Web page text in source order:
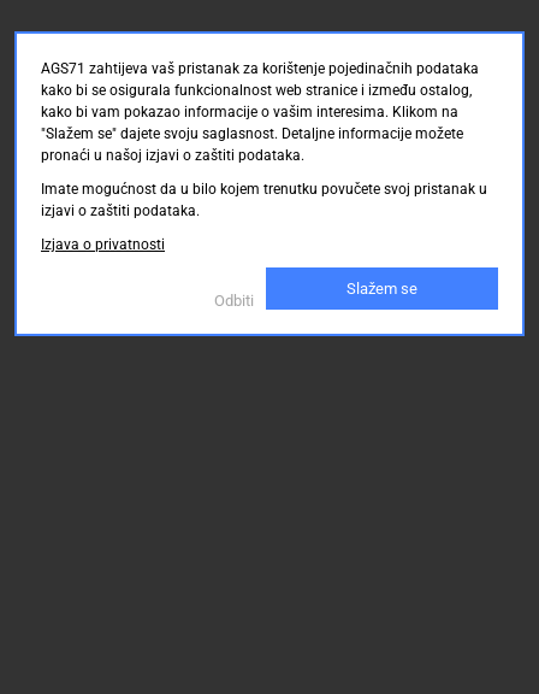
AGS71 zahtijeva vaš pristanak za korištenje pojedinačnih podataka
kako bi se osigurala funkcionalnost web stranice i između ostalog,
kako bi vam pokazao informacije o vašim interesima. Klikom na
"Slažem se" dajete svoju saglasnost. Detaljne informacije možete
pronaći u našoj izjavi o zaštiti podataka.
Imate mogućnost da u bilo kojem trenutku povučete svoj pristanak u
izjavi o zaštiti podataka.
Izjava o privatnosti
Odbiti
Slažem se